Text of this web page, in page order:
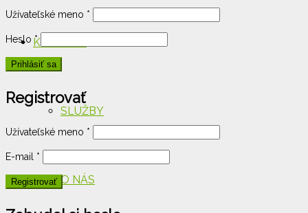
KONTAKT
SLUŽBY
O NÁS
Užívateľské meno *
Heslo*
Registrovať
Užívateľské meno *
E-mail *